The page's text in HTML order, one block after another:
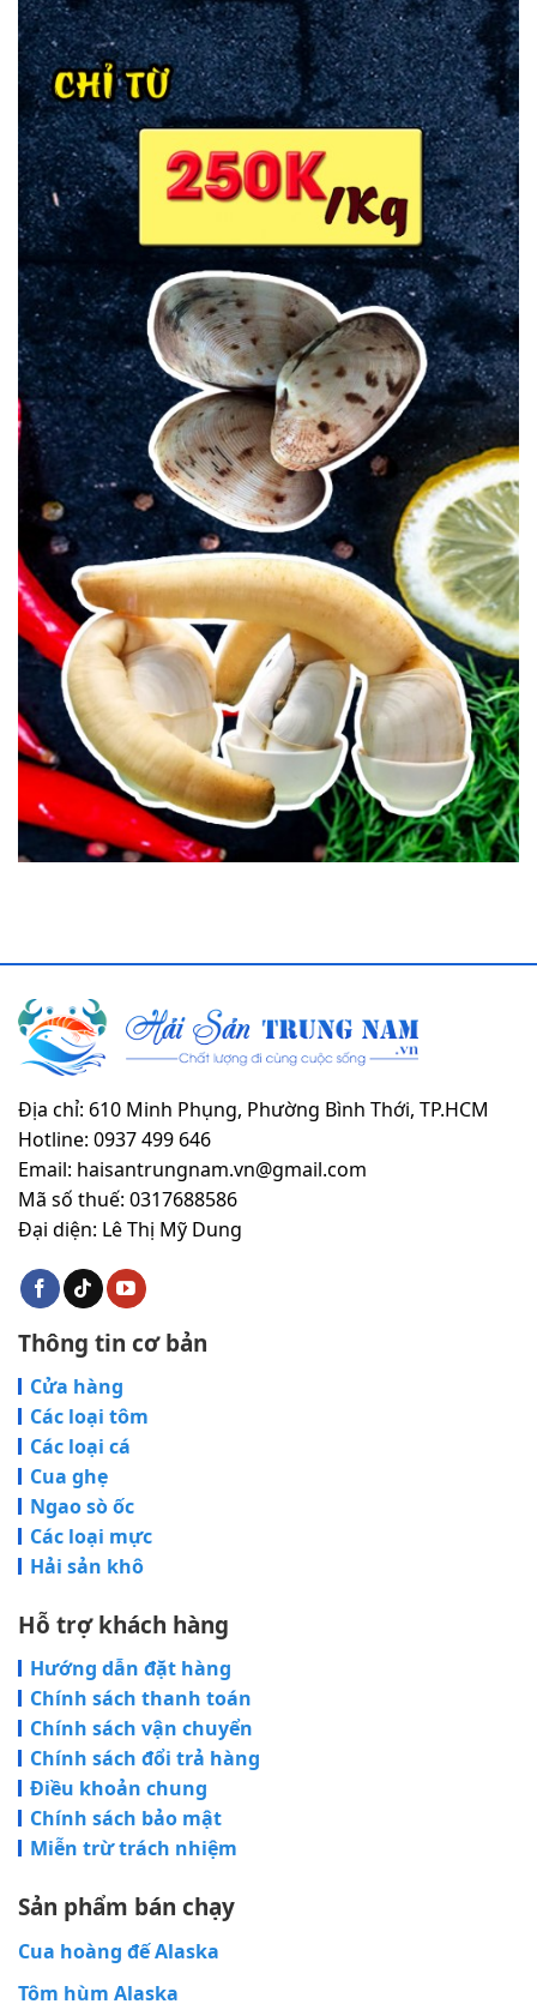
Địa chỉ: 610 Minh Phụng, Phường Bình Thới, TP.HCM
Hotline: 0937 499 646
Email: haisantrungnam.vn@gmail.com
Mã số thuế: 0317688586
Đại diện: Lê Thị Mỹ Dung
Thông tin cơ bản
Cửa hàng
Các loại tôm
Các loại cá
Cua ghẹ
Ngao sò ốc
Các loại mực
Hải sản khô
Hỗ trợ khách hàng
Hướng dẫn đặt hàng
Chính sách thanh toán
Chính sách vận chuyển
Chính sách đổi trả hàng
Điều khoản chung
Chính sách bảo mật
Miễn trừ trách nhiệm
Sản phẩm bán chạy
Cua hoàng đế Alaska
Tôm hùm Alaska